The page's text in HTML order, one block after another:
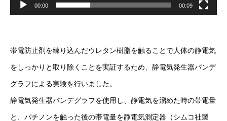
00:00 00:09
帯電防止剤を練り込んだウレタン樹脂を触ることで人体の静電気
をしっかりと取り除くことを実証するため、静電気発生器バンデ
グラフによる実験を行いました。
静電気発生器バンデグラフを使用し、静電気を溜めた時の帯電量
と、パチノンを触った後の帯電量を静電気測定器（シムコ社製